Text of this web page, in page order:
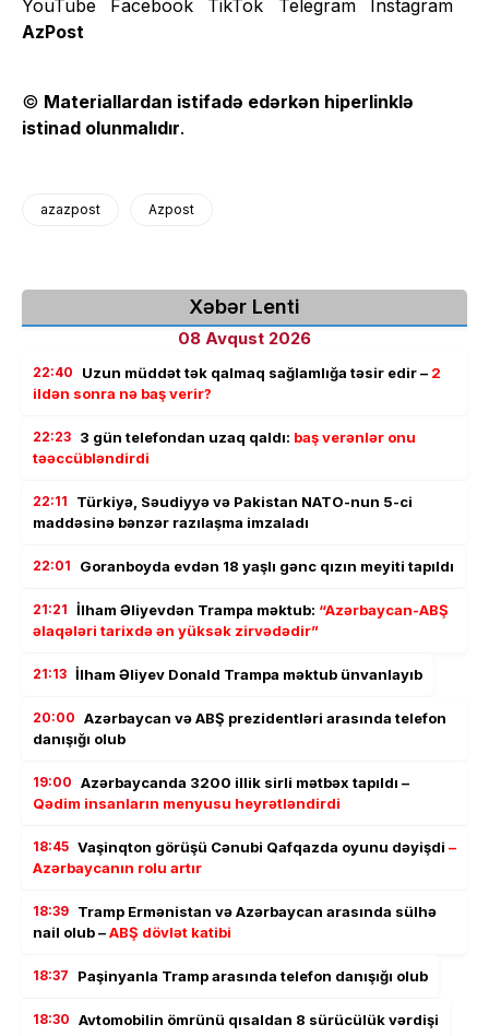
AzPost
© Materiallardan istifadə edərkən hiperlinklə
istinad olunmalıdır.
azazpost Azpost
Xəbər Lenti
08 Avqust 2026
22:40 Uzun müddət tək qalmaq sağlamlığa təsir edir – 2
ildən sonra nə baş verir?
22:23 3 gün telefondan uzaq qaldı: baş verənlər onu
təəccübləndirdi
22:11
Türkiyə, Səudiyyə və Pakistan NATO-nun 5-ci
maddəsinə bənzər razılaşma imzaladı
22:01 Goranboyda evdən 18 yaşlı gənc qızın meyiti tapıldı
21:21 İlham Əliyevdən Trampa məktub: “Azərbaycan-ABŞ
əlaqələri tarixdə ən yüksək zirvədədir”
21:13 İlham Əliyev Donald Trampa məktub ünvanlayıb
20:00 Azərbaycan və ABŞ prezidentləri arasında telefon
danışığı olub
19:00 Azərbaycanda 3200 illik sirli mətbəx tapıldı –
Qədim insanların menyusu heyrətləndirdi
18:45 Vaşinqton görüşü Cənubi Qafqazda oyunu dəyişdi –
Azərbaycanın rolu artır
18:39 Tramp Ermənistan və Azərbaycan arasında sülhə
nail olub –ABŞ dövlət katibi
18:37 Paşinyanla Tramp arasında telefon danışığı olub
18:30 Avtomobilin ömrünü qısaldan 8 sürücülük vərdişi